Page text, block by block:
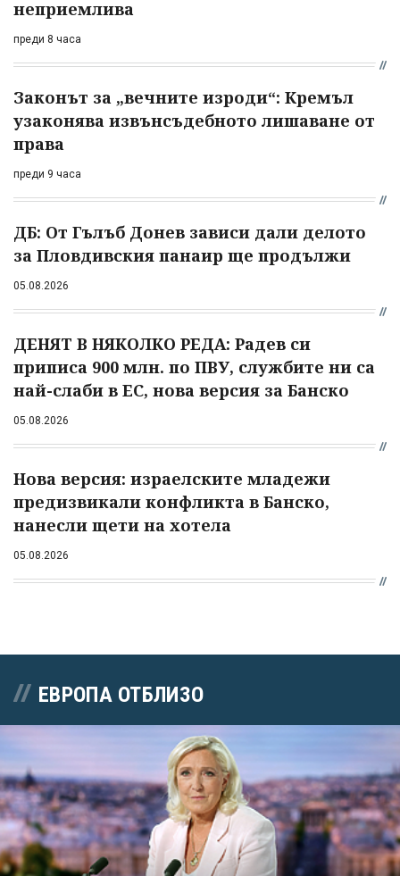
неприемлива
преди 8 часа
Законът за „вечните изроди“: Кремъл
узаконява извънсъдебното лишаване от
права
преди 9 часа
ДБ: От Гълъб Донев зависи дали делото
за Пловдивския панаир ще продължи
05.08.2026
ДЕНЯТ В НЯКОЛКО РЕДА: Радев си
приписа 900 млн. по ПВУ, службите ни са
най-слаби в ЕС, нова версия за Банско
05.08.2026
Нова версия: израелските младежи
предизвикали конфликта в Банско,
нанесли щети на хотела
05.08.2026
ЕВРОПА ОТБЛИЗО